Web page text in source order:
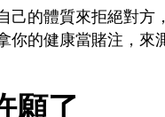
己的體質來拒絕對
的健康當賭注，來
願了